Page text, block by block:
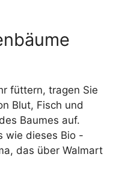
füttern, tragen Sie
Blut, Fisch und
Baumes auf.
wie dieses Bio -
das über Walmart